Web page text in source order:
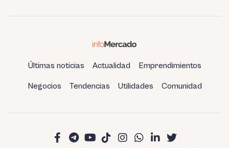
Últimas noticias Actualidad Emprendimientos
Negocios Tendencias Utilidades Comunidad